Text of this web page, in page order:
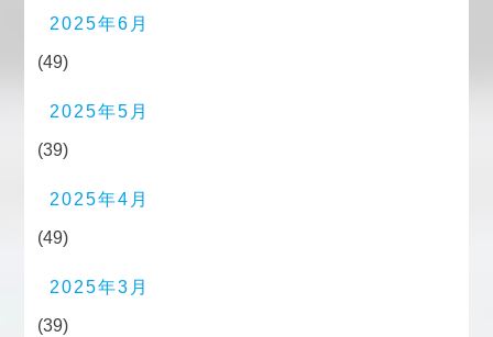
2025年6月
(49)
2025年5月
(39)
2025年4月
(49)
2025年3月
(39)